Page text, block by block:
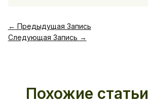
← Предыдущая Запись
Следующая Запись →
Похожие статьи